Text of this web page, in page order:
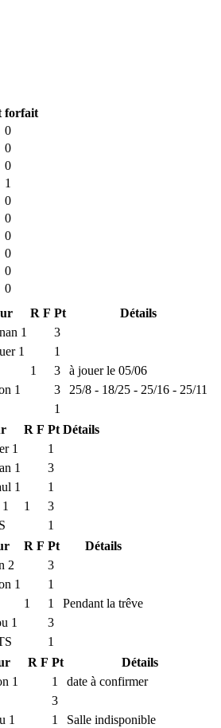
forfait
0
0
0
1
0
0
0
0
0
0
R F Pt
Détails
1
3
1
1
1 3
à jouer le 05/06
1 3
25/8 - 18/25 - 25/16 - 25/11
1
R F Pt Détails
1
1
1
3
1
1
1
3
1
R F Pt
Détails
2
3
1
1
1 1
Pendant la trêve
1
3
1
R F Pt
Détails
1 1
date à confirmer
3
1 1
Salle indisponible